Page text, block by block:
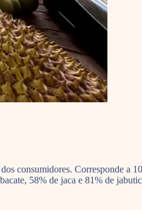
consumidores. Corresponde a
58% de jaca e 81% de